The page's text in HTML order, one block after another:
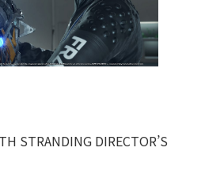
STRANDING DIRECTOR’S